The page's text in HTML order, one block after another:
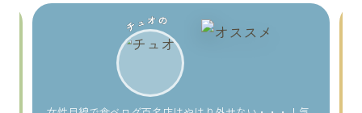
チュオの